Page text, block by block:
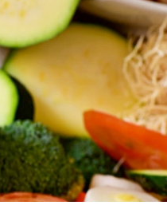
YAM-ЕДА
ИНДИВИДУАЛЬНОЕ